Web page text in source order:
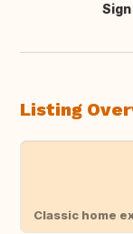
Translate this
Listing
Classic home